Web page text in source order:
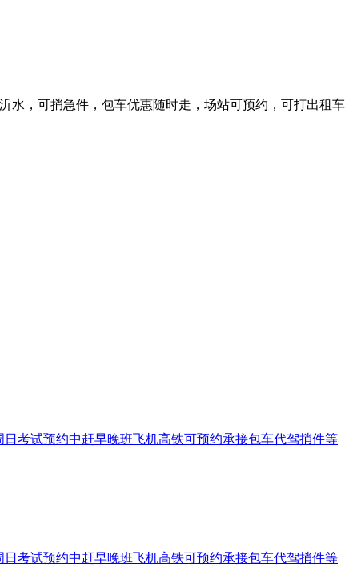
水，可捎急件，包车优惠随时走，场站可预约，可打出租车
日考试预约中赶早晚班飞机高铁可预约承接包车代驾捎件等
日考试预约中赶早晚班飞机高铁可预约承接包车代驾捎件等